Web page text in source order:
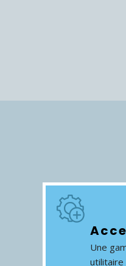
Une
utilitaire